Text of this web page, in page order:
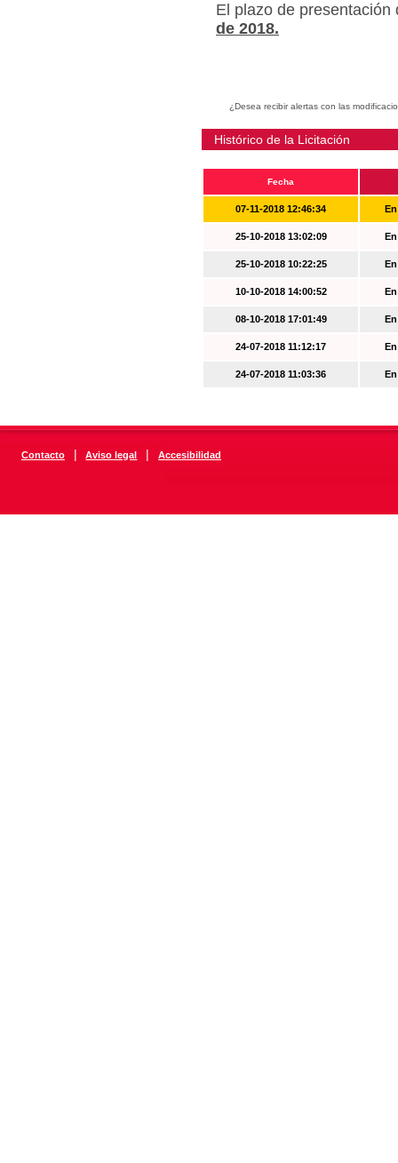
El plazo de
de 2018.
¿Desea recibir alertas con las
Histórico de la Licitación
Fecha
07-11-2018 12:46:34
25-10-2018 13:02:09
25-10-2018 10:22:25
10-10-2018 14:00:52
08-10-2018 17:01:49
24-07-2018 11:12:17
24-07-2018 11:03:36
Contacto | Aviso legal | Accesibilidad